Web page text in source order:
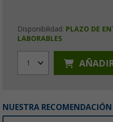
Disponibilidad: PLAZO DE
LABORABLES
1
NUESTRA RECOMENDACIÓN